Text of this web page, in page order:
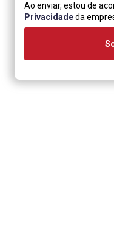
Ao enviar, estou de
Privacidadeda